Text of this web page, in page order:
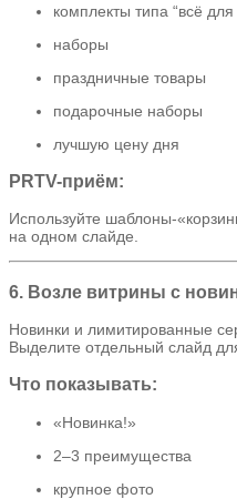
комплекты типа “всё для
наборы
праздничные товары
подарочные наборы
лучшую цену дня
PRTV-приём:
Используйте шаблоны-
на одном слайде.
6. Возле витрины с
Новинки и лимитированные
Выделите отдельный слайд
Что показывать:
«Новинка!»
2–3 преимущества
крупное фото